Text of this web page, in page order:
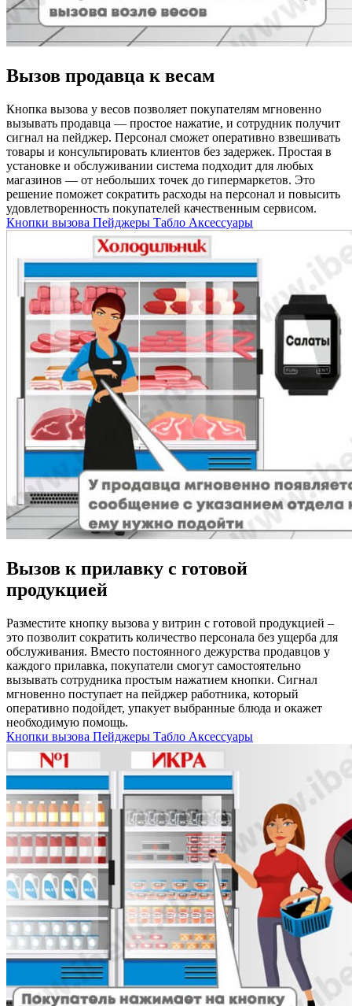
Вызов продавца к весам
Кнопка вызова у весов позволяет покупателям мгновенно
вызывать продавца — простое нажатие, и сотрудник получит
сигнал на пейджер. Персонал сможет оперативно взвешивать
товары и консультировать клиентов без задержек. Простая в
установке и обслуживании система подходит для любых
магазинов — от небольших точек до гипермаркетов. Это
решение поможет сократить расходы на персонал и повысить
удовлетворенность покупателей качественным сервисом.
Кнопки вызова Пейджеры Табло Аксессуары
Вызов к прилавку с готовой
продукцией
Разместите кнопку вызова у витрин с готовой продукцией –
это позволит сократить количество персонала без ущерба для
обслуживания. Вместо постоянного дежурства продавцов у
каждого прилавка, покупатели смогут самостоятельно
вызывать сотрудника простым нажатием кнопки. Сигнал
мгновенно поступает на пейджер работника, который
оперативно подойдет, упакует выбранные блюда и окажет
необходимую помощь.
Кнопки вызова Пейджеры Табло Аксессуары